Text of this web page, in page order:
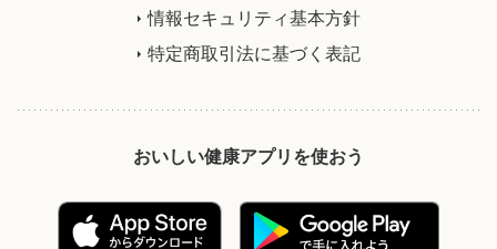
情報セキュリティ基本方針
特定商取引法に基づく表記
おいしい健康アプリを使おう